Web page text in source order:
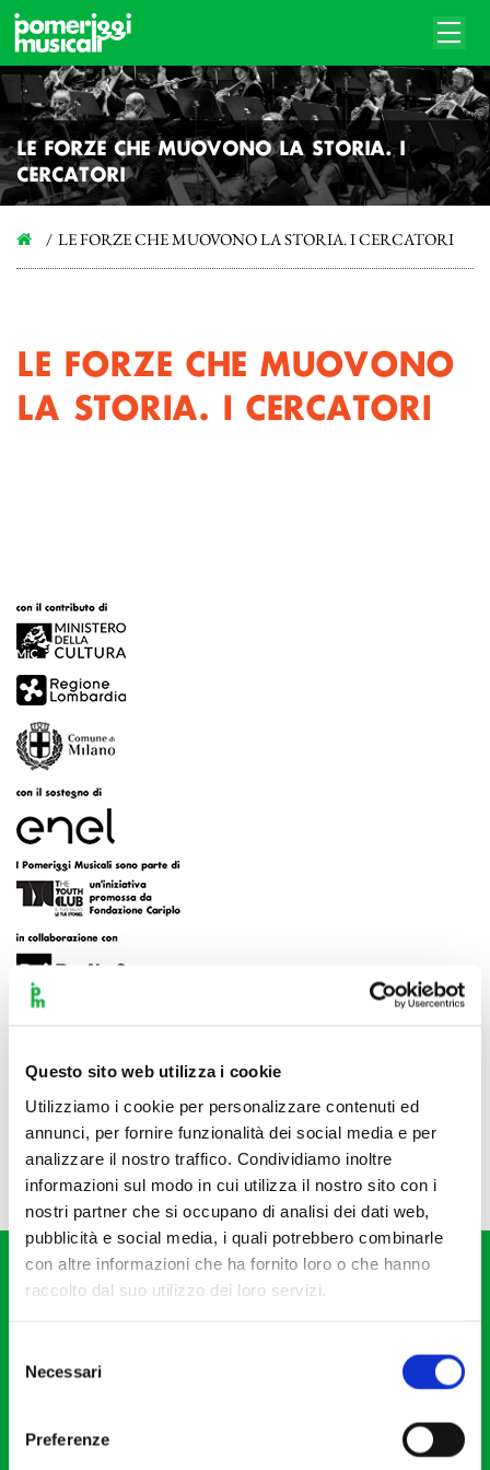
Questo sito web utilizza i cookie
Utilizziamo i cookie per personalizzare contenuti ed
annunci, per fornire funzionalità dei social media e per
analizzare il nostro traffico. Condividiamo inoltre
informazioni sul modo in cui utilizza il nostro sito con i
nostri partner che si occupano di analisi dei dati web,
pubblicità e social media, i quali potrebbero combinarle
con altre informazioni che ha fornito loro o che hanno
raccolto dal suo utilizzo dei loro servizi.
delNecessari
Preferenze
LE FORZE CHE MUOVONO LA STORIA. I
CERCATORI
LE FORZE CHE MUOVONO LA STORIA. I CERCATORI
LE FORZE CHE MUOVONO
LA STORIA. I CERCATORI
20121 Milano